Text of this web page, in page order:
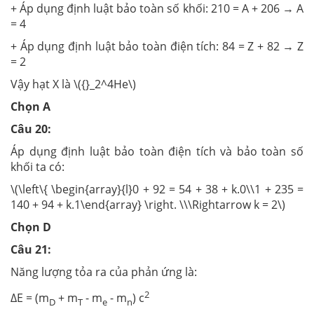
+ Áp dụng định luật bảo toàn số khối: 210 = A + 206 → A
= 4
+ Áp dụng định luật bảo toàn điện tích: 84 = Z + 82 → Z
= 2
Vậy hạt X là \({}_2^4He\)
Chọn A
Câu 20:
Áp dụng định luật bảo toàn điện tích và bảo toàn số
khối ta có:
\(\left\{ \begin{array}{l}0 + 92 = 54 + 38 + k.0\\1 + 235 =
140 + 94 + k.1\end{array} \right. \\\Rightarrow k = 2\)
Chọn D
Câu 21:
Năng lượng tỏa ra của phản ứng là:
ΔE = (mD + mT - me - mn) c2